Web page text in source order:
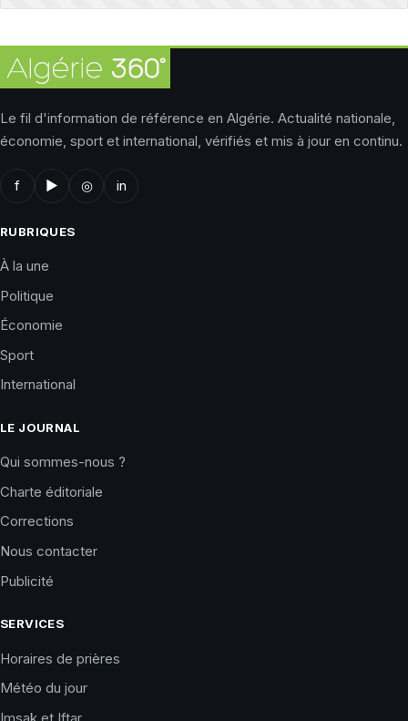
Le fil d'information de référence en Algérie. Actualité nationale,
économie, sport et international, vérifiés et mis à jour en continu.
f ▶ ◎ in
RUBRIQUES
À la une
Politique
Économie
Sport
International
LE JOURNAL
Qui sommes-nous ?
Charte éditoriale
Corrections
Nous contacter
Publicité
SERVICES
Horaires de prières
Météo du jour